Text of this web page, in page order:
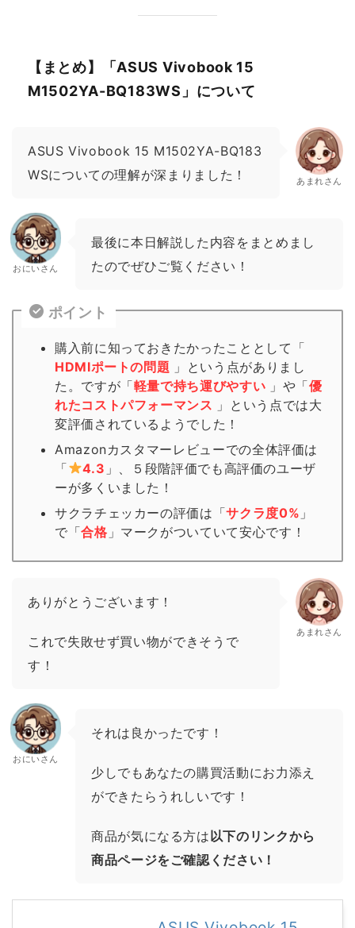
【まとめ】「ASUS Vivobook 15
M1502YA-BQ183WS」について
ASUS Vivobook 15 M1502YA-BQ183
WSについての理解が深まりました！
あまれさん
おにいさん
最後に本日解説した内容をまとめまし
たのでぜひご覧ください！
ポイント
購入前に知っておきたかったこととして「
HDMIポートの問題 」という点がありまし
た。ですが「軽量で持ち運びやすい 」や「優
れたコストパフォーマンス 」という点では大
変評価されているようでした！
Amazonカスタマーレビューでの全体評価は
「
4.3 」、５段階評価でも高評価のユーザ
ーが多くいました！
サクラチェッカーの評価は「サクラ度0% 」
で「合格 」 マーク がついていて安心です！
ありがとうございます！
これで失敗せず買い物ができそうで
す！
あまれさん
おにいさん
それは良かったです！
少しでもあなたの購買活動にお力添え
ができたらうれしいです！
商品が気になる方は以下のリンクから
商品ページをご確認ください！